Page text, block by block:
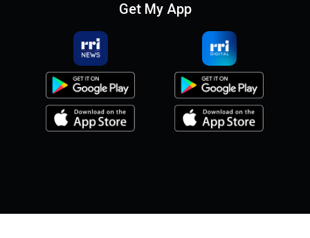
Get My App